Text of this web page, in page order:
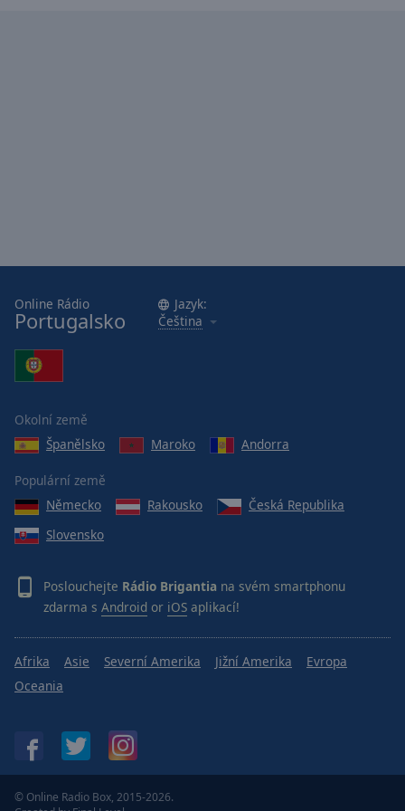
Font
Family
Done
Close
Dialog
End
dialog
Online Rádio
Portugalsko
Jazyk:
Čeština
Okolní země
Španělsko
Maroko Andorra
Populární země
Německo
Rakousko
Česká Republika
Slovensko
Poslouchejte Rádio Brigantia na svém smartphonu
zdarma s Android or iOS aplikací!
Afrika Asie Severní Amerika Jižní Amerika
Evropa
Oceania
© Online Radio Box, 2015-2026.